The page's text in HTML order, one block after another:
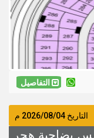
التفاصيل
التاريخ 2026/08/04 م
بضاحية هجر